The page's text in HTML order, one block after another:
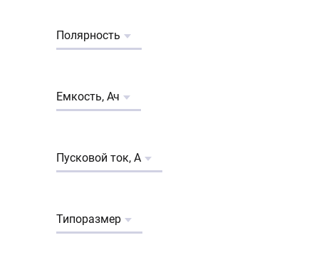
Полярность
Емкость, Ач
Пусковой ток, А
Типоразмер